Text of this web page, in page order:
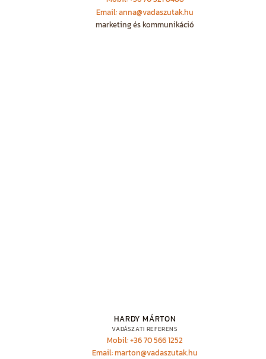
Email: anna@vadaszutak.hu
marketing és kommunikáció
HARDY MÁRTON
VADÁSZATI REFERENS
Mobil: +36 70 566 1252
Email: marton@vadaszutak.hu